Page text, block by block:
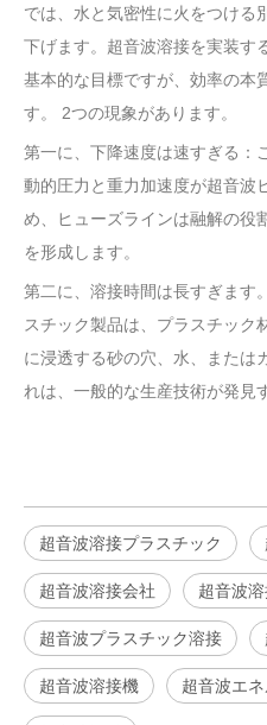
では、水と気密性に火をつける
下げます。超音波溶接を実装す
基本的な目標ですが、効率の本
す。 2つの現象があります。
第一に、下降速度は速すぎる：
動的圧力と重力加速度が超音波
め、ヒューズラインは融解の役
を形成します。
第二に、溶接時間は長すぎます
スチック製品は、プラスチック
に浸透する砂の穴、水、または
れは、一般的な生産技術が発見
超音波溶接プラスチック
超音波溶接会社 超音波
超音波プラスチック溶接
超音波溶接機 超音波エ